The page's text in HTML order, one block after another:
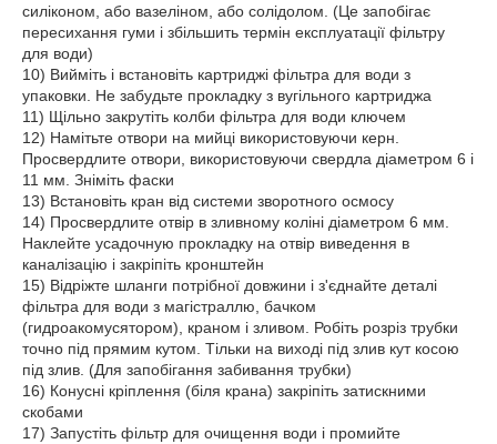
силіконом, або вазеліном, або солідолом. (Це запобігає
пересихання гуми і збільшить термін експлуатації фільтру
для води)
10) Вийміть і встановіть картриджі фільтра для води з
упаковки. Не забудьте прокладку з вугільного картриджа
11) Щільно закрутіть колби фільтра для води ключем
12) Намітьте отвори на мийці використовуючи керн.
Просвердлите отвори, використовуючи свердла діаметром 6 і
11 мм. Зніміть фаски
13) Встановіть кран від системи зворотного осмосу
14) Просвердлите отвір в зливному коліні діаметром 6 мм.
Наклейте усадочную прокладку на отвір виведення в
каналізацію і закріпіть кронштейн
15) Відріжте шланги потрібної довжини і з'єднайте деталі
фільтра для води з магістраллю, бачком
(гидроакомусятором), краном і зливом. Робіть розріз трубки
точно під прямим кутом. Тільки на виході під злив кут косою
під злив. (Для запобігання забивання трубки)
16) Конусні кріплення (біля крана) закріпіть затискними
скобами
17) Запустіть фільтр для очищення води і промийте